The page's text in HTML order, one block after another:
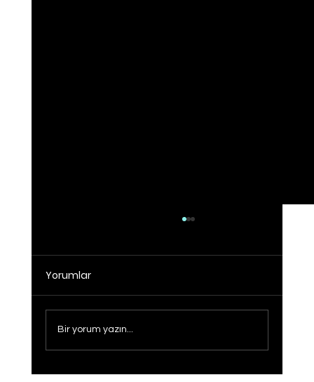
Yorumlar
Bir yorum yazın...